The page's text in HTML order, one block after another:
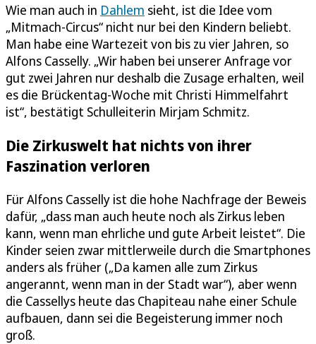
Wie man auch in Dahlem sieht, ist die Idee vom
„Mitmach-Circus“ nicht nur bei den Kindern beliebt.
Man habe eine Wartezeit von bis zu vier Jahren, so
Alfons Casselly. „Wir haben bei unserer Anfrage vor
gut zwei Jahren nur deshalb die Zusage erhalten, weil
es die Brückentag-Woche mit Christi Himmelfahrt
ist“, bestätigt Schulleiterin Mirjam Schmitz.
Die Zirkuswelt hat nichts von ihrer
Faszination verloren
Für Alfons Casselly ist die hohe Nachfrage der Beweis
dafür, „dass man auch heute noch als Zirkus leben
kann, wenn man ehrliche und gute Arbeit leistet“. Die
Kinder seien zwar mittlerweile durch die Smartphones
anders als früher („Da kamen alle zum Zirkus
angerannt, wenn man in der Stadt war“), aber wenn
die Cassellys heute das Chapiteau nahe einer Schule
aufbauen, dann sei die Begeisterung immer noch
groß.